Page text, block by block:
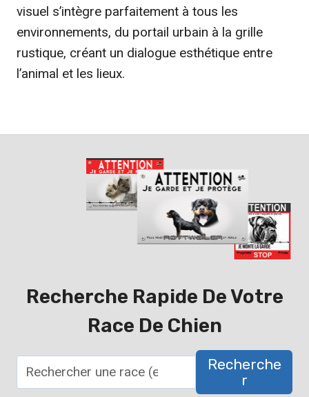
visuel s’intègre parfaitement à tous les
environnements, du portail urbain à la grille
rustique, créant un dialogue esthétique entre
l’animal et les lieux.
Recherche Rapide De Votre
Race De Chien
Recherche
R